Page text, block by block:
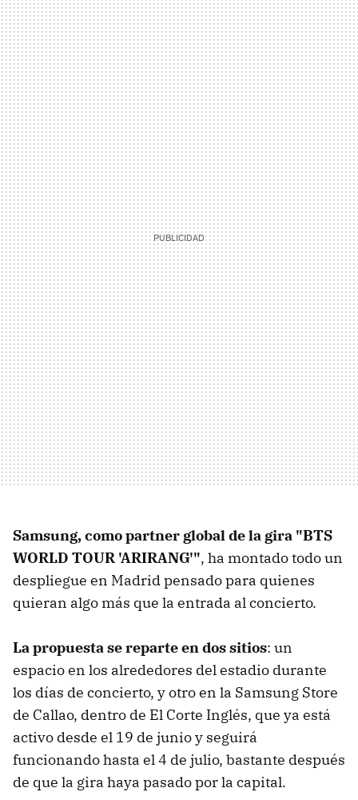
Samsung, como partner global de la gira "BTS
WORLD TOUR 'ARIRANG'", ha montado todo un
despliegue en Madrid pensado para quienes
quieran algo más que la entrada al concierto.
La propuesta se reparte en dos sitios: un
espacio en los alrededores del estadio durante
los días de concierto, y otro en la Samsung Store
de Callao, dentro de El Corte Inglés, que ya está
activo desde el 19 de junio y seguirá
funcionando hasta el 4 de julio, bastante después
de que la gira haya pasado por la capital.